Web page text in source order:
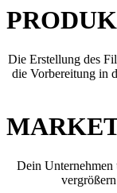
Die Erstellung des
die Vorbereitung in
Dein